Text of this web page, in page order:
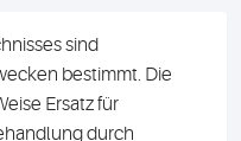
sind
bestimmt. Die
Ersatz für
durch